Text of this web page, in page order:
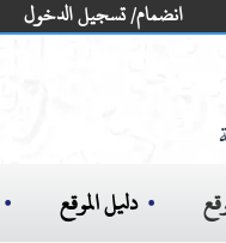
انضمام/ تسجيل الدخول
دليل الموقع